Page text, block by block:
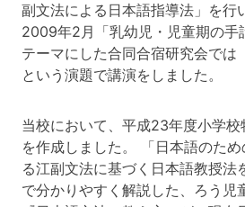
副文法による日本語指導法」を行
2009年2月「乳幼児・児童期の手
テーマにした合同合宿研究会では
という演題で講演をしました。
当校において、平成23年度小学
を作成しました。 「日本語のた
る江副文法に基づく日本語教授法
で分かりやすく解説した、ろう児